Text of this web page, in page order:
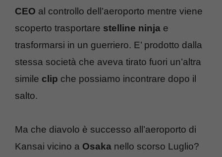
CEO al controllo dell’aeroporto mentre viene
scoperto trasportare stelline ninja e
trasformarsi in un guerriero. E’ prodotto dalla
stessa società che aveva tirato fuori un’altra
simile clip che possiamo incontrare dopo il
salto.
Ma che diavolo è successo all’aeroporto di
Kansai vicino a Osaka nello scorso Luglio?